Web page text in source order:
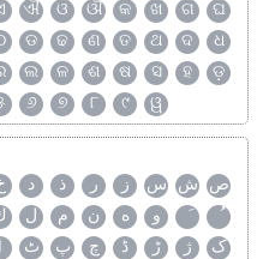
ଐ ଓ ଔ କ ଖ ଗ
ଘ
ଡ ଢ ଣ ତ ଥ ଦ
ଧ
ଲ ଳ ଶ ଷ ସ ହ
ଡ଼
୬ ୭ ୮ ୯ ୱ
د ذ ر ز س ش ص
ل م ن ه
و
ٹ پ چ ڈ ڑ ژ
ک